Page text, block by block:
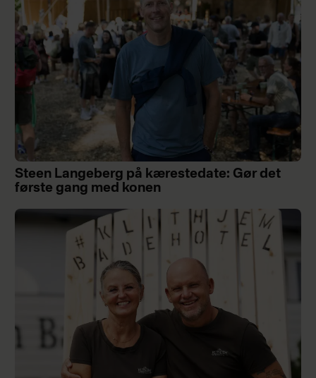
Steen Langeberg på kærestedate: Gør det
første gang med konen